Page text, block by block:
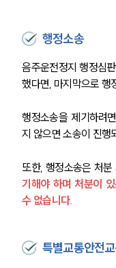
행정소송
음주운전정지 행정심
했다면, 마지막으로 행
행정소송을 제기하려
지 않으면 소송이 진행
또한, 행정소송은 처
기해야 하며 처분이
수 없습니다.
특별교통안전